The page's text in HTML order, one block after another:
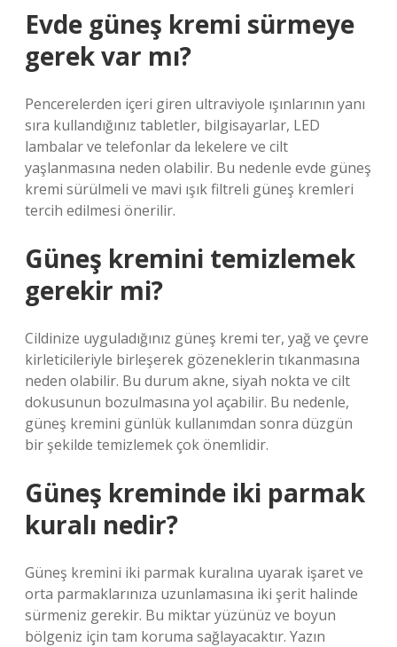
Evde güneş kremi sürmeye
gerek var mı?
Pencerelerden içeri giren ultraviyole ışınlarının yanı
sıra kullandığınız tabletler, bilgisayarlar, LED
lambalar ve telefonlar da lekelere ve cilt
yaşlanmasına neden olabilir. Bu nedenle evde güneş
kremi sürülmeli ve mavi ışık filtreli güneş kremleri
tercih edilmesi önerilir.
Güneş kremini temizlemek
gerekir mi?
Cildinize uyguladığınız güneş kremi ter, yağ ve çevre
kirleticileriyle birleşerek gözeneklerin tıkanmasına
neden olabilir. Bu durum akne, siyah nokta ve cilt
dokusunun bozulmasına yol açabilir. Bu nedenle,
güneş kremini günlük kullanımdan sonra düzgün
bir şekilde temizlemek çok önemlidir.
Güneş kreminde iki parmak
kuralı nedir?
Güneş kremini iki parmak kuralına uyarak işaret ve
orta parmaklarınıza uzunlamasına iki şerit halinde
sürmeniz gerekir. Bu miktar yüzünüz ve boyun
bölgeniz için tam koruma sağlayacaktır. Yazın